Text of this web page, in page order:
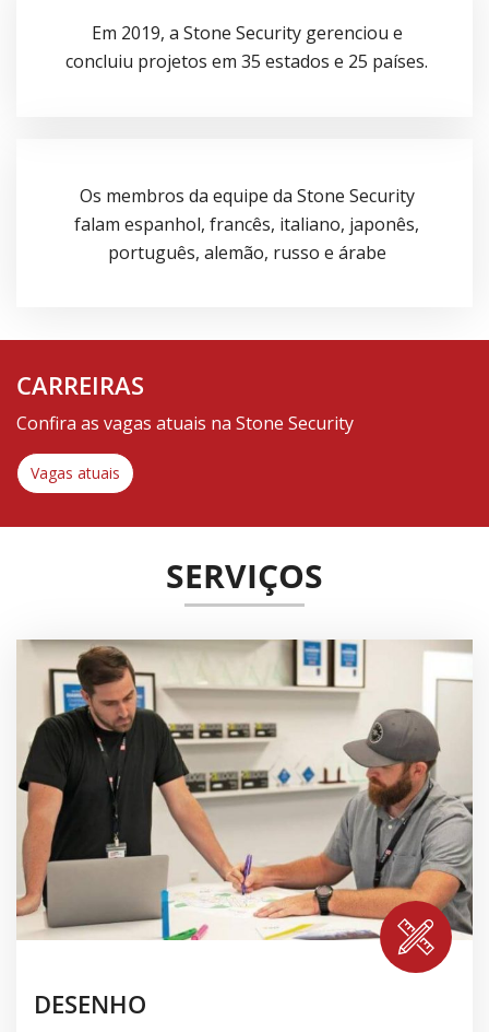
Em 2019, a Stone Security gerenciou e
concluiu projetos em 35 estados e 25 países.
Os membros da equipe da Stone Security
falam espanhol, francês, italiano, japonês,
português, alemão, russo e árabe
CARREIRAS
Confira as vagas atuais na Stone Security
Vagas atuais
SERVIÇOS
DESENHO